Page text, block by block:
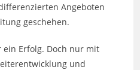
Angeboten
geschehen.
ein Erfolg. Doch nur mit
und